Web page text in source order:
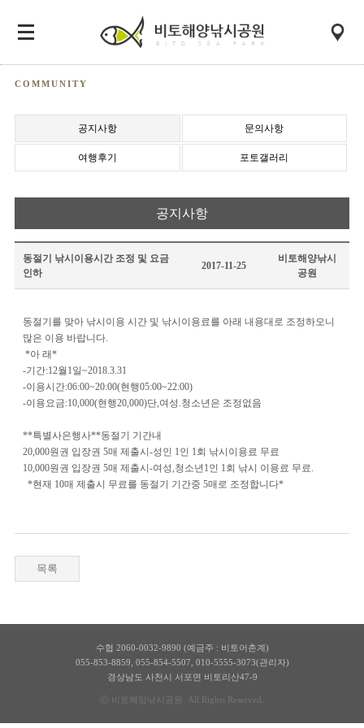
COMMUNITY
공지사항 문의사항
여행후기 포토갤러리
공지사항
동절기 낚시이용시간 조정 및 요금
인하
2017-11-25
비토해양낚시
공원
동절기를 맞아 낚시이용 시간 및 낚시이용료를 아래 내용대로 조정하오니
많은 이용 바랍니다.
*아 래*
-기간:12월1일~2018.3.31
-이용시간:06:00~20:00(현행05:00~22:00)
-이용요금:10,000(현행20,000)단,여성.청소년은 조정없음
**특별사은행사**동절기 기간내
20,000원권 입장권 5매 제출시-성인 1인 1회 낚시이용료 무료
10,000원권 입장권 5매 제출시-여성,청소년1인 1회 낚시 이용료 무료.
*현재 10매 제출시 무료를 동절기 기간중 5매로 조정합니다*
목록
수협 2060-0032-9890 (예금주 : 비토어촌계)
055-853-8859 055-854-5507 010-5555-3073(관리자)
경상남도 사천시 서포면 비토리산47-9
ⓒ 비토해양낚시공원. All Rights Reserved.